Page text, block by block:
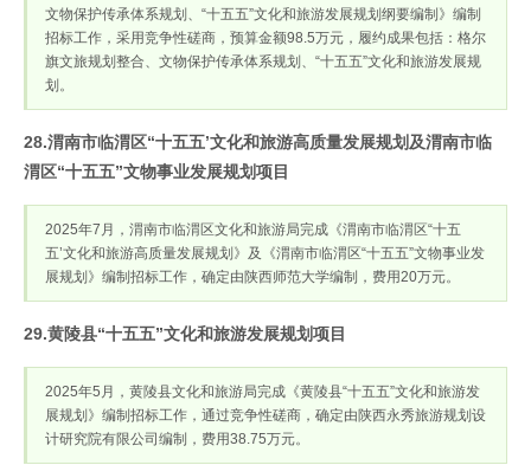
文物保护传承体系规划、“十五五”文化和旅游发展规划纲要编制》编制
招标工作，采用竞争性磋商，预算金额98.5万元，履约成果包括：格尔
旗文旅规划整合、文物保护传承体系规划、“十五五”文化和旅游发展规
划。
28.渭南市临渭区“十五五’文化和旅游高质量发展规划及渭南市临
渭区“十五五”文物事业发展规划项目
2025年7月，渭南市临渭区文化和旅游局完成《渭南市临渭区“十五
五’文化和旅游高质量发展规划》及《渭南市临渭区“十五五”文物事业发
展规划》编制招标工作，确定由陕西师范大学编制，费用20万元。
29.黄陵县“十五五”文化和旅游发展规划项目
2025年5月，黄陵县文化和旅游局完成《黄陵县“十五五”文化和旅游发
展规划》编制招标工作，通过竞争性磋商，确定由陕西永秀旅游规划设
计研究院有限公司编制，费用38.75万元。